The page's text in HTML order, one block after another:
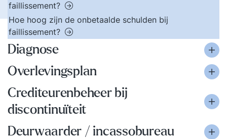
faillissement?
Hoe hoog zijn de onbetaalde schulden bij
faillissement?
Diagnose
Overlevingsplan
Crediteurenbeheer bij
discontinuïteit
Deurwaarder / incassobureau